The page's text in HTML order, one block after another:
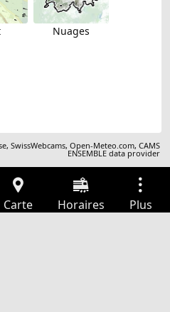
Nuages
,SwissWebcams,Open-Meteo.com,CAMS
ENSEMBLE data provider
Carte Horaires Plus